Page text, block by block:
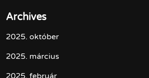
Archives
2025. október
2025. március